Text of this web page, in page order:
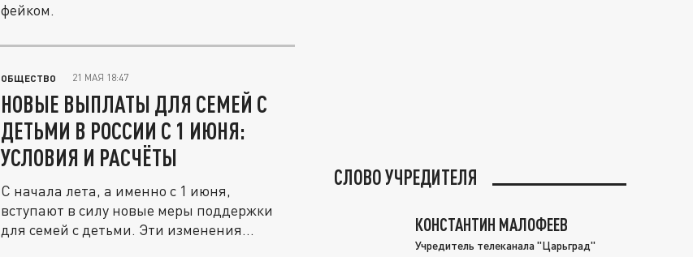
фейком.
ОБЩЕСТВО 21 МАЯ 18:47
НОВЫЕ ВЫПЛАТЫ ДЛЯ СЕМЕЙ С
ДЕТЬМИ В РОССИИ С 1 ИЮНЯ:
УСЛОВИЯ И РАСЧЁТЫ
С начала лета, а именно с 1 июня,
вступают в силу новые меры поддержки
для семей с детьми. Эти изменения...
СЛОВО УЧРЕДИТЕЛЯ
КОНСТАНТИН МАЛОФЕЕВ
Учредитель телеканала "Царьград"